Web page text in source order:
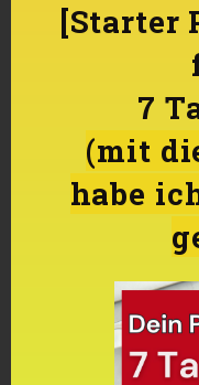
Der
[Starter
7
(mit
habe